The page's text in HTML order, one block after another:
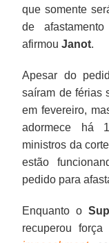
que somente
de
afirmouJanot.
Apesar do
saíram de férias
em fevereiro,
adormece há
ministros da
estão
pedido para
Enquanto o
recuperou